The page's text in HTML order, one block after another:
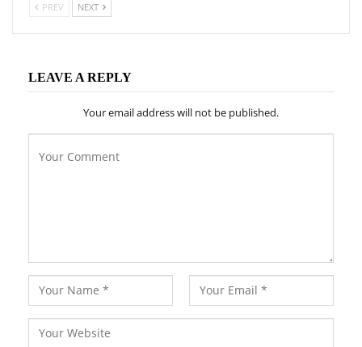
PREV NEXT
LEAVE A REPLY
Your email address will not be published.